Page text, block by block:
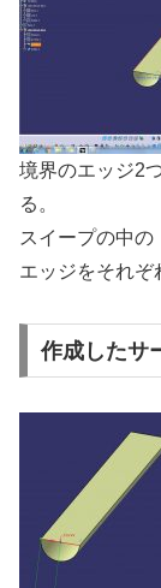
境界のエッジ2
る。
スイープの中の
エッジをそれぞ
作成したサ